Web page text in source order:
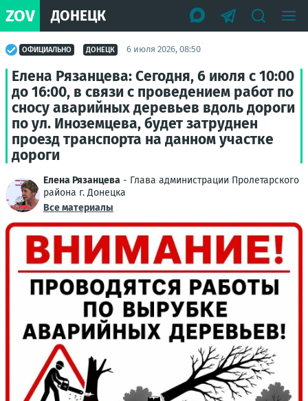
ZOV ДОНЕЦК
ОФИЦИАЛЬНО ДОНЕЦК 6 июля 2026, 08:50
Елена Рязанцева: Сегодня, 6 июля с 10:00
до 16:00, в связи с проведением работ по
сносу аварийных деревьев вдоль дороги
по ул. Иноземцева, будет затруднен
проезд транспорта на данном участке
дороги
Елена Рязанцева - Глава администрации Пролетарского
района г. Донецка
Все материалы